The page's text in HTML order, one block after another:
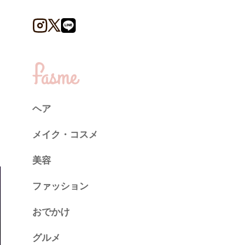
ヘア
メイク・コスメ
美容
ファッション
トレンド
ネイル
おでかけ
グルメ